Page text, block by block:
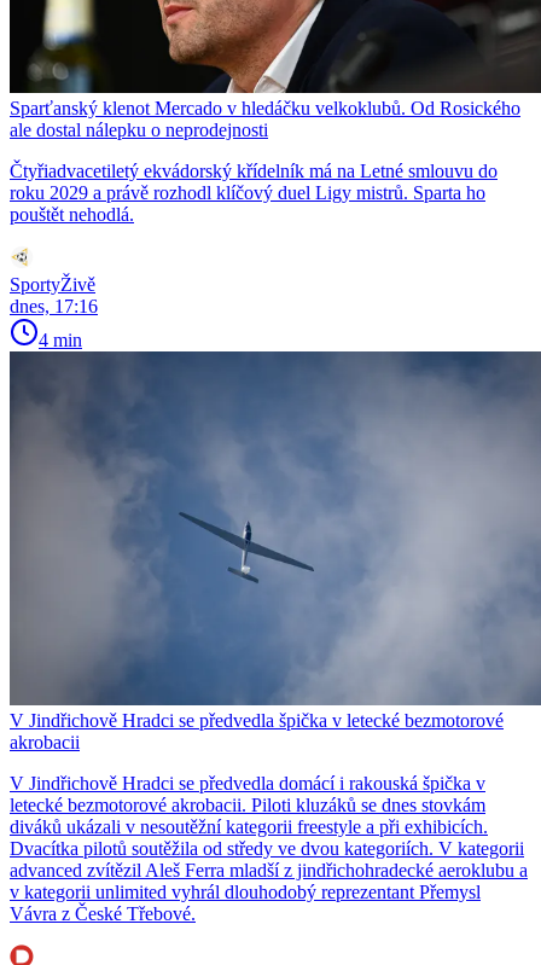
Sparťanský klenot Mercado v hledáčku velkoklubů. Od Rosického
ale dostal nálepku o neprodejnosti
Čtyřiadvacetiletý ekvádorský křídelník má na Letné smlouvu do
roku 2029 a právě rozhodl klíčový duel Ligy mistrů. Sparta ho
pouštět nehodlá.
SportyŽivě
dnes, 17:16
4 min
V Jindřichově Hradci se předvedla špička v letecké bezmotorové
akrobacii
V Jindřichově Hradci se předvedla domácí i rakouská špička v
letecké bezmotorové akrobacii. Piloti kluzáků se dnes stovkám
diváků ukázali v nesoutěžní kategorii freestyle a při exhibicích.
Dvacítka pilotů soutěžila od středy ve dvou kategoriích. V kategorii
advanced zvítězil Aleš Ferra mladší z jindřichohradecké aeroklubu a
v kategorii unlimited vyhrál dlouhodobý reprezentant Přemysl
Vávra z České Třebové.